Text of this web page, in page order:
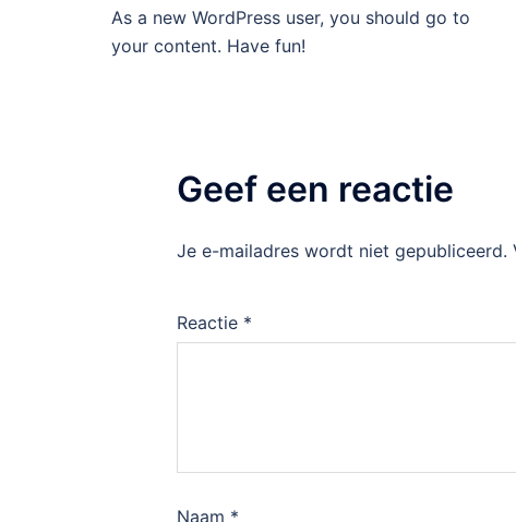
As a new WordPress user, you should go to
your content. Have fun!
Geef een reactie
Je e-mailadres wordt niet gepubliceerd.
Reactie *
Naam *